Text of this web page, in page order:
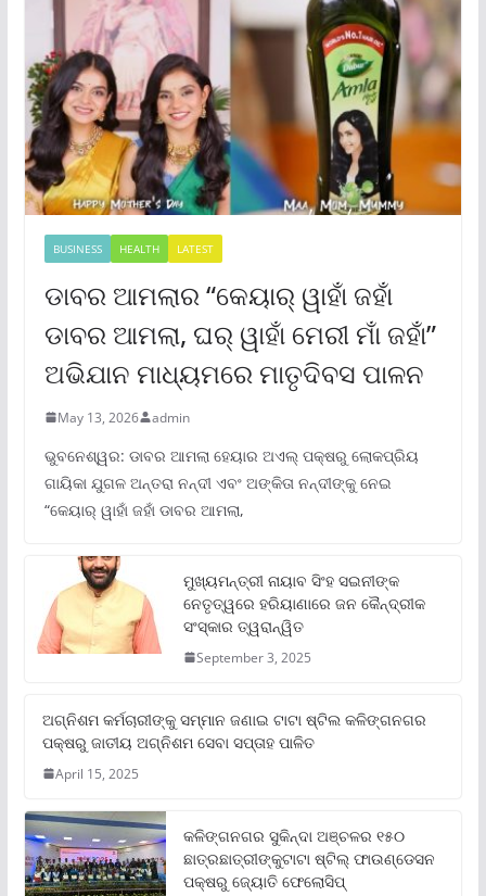
BUSINESS HEALTH LATEST
ଡାବର ଆମଲାର “କେୟାର୍ ୱାହାଁ ଜହାଁ
ଡାବର ଆମଲା, ଘର୍ ୱାହାଁ ମେରୀ ମାଁ ଜହାଁ”
ଅଭିଯାନ ମାଧ୍ୟମରେ ମାତୃଦିବସ ପାଳନ
May 13, 2026 admin
ଭୁବନେଶ୍ୱର: ଡାବର ଆମଲା ହେୟାର ଅଏଲ୍ ପକ୍ଷରୁ ଲୋକପ୍ରିୟ
ଗାୟିକା ଯୁଗଳ ଅନ୍ତରା ନନ୍ଦୀ ଏବଂ ଅଙ୍କିତା ନନ୍ଦୀଙ୍କୁ ନେଇ
“କେୟାର୍ ୱାହାଁ ଜହାଁ ଡାବର ଆମଲା,
ମୁଖ୍ୟମନ୍ତ୍ରୀ ନାୟାବ ସିଂହ ସଇନୀଙ୍କ
ନେତୃତ୍ୱରେ ହରିୟାଣାରେ ଜନ କୈନ୍ଦ୍ରୀକ
ସଂସ୍କାର ତ୍ୱରାନ୍ୱିତ
September 3, 2025
ଅଗ୍ନିଶମ କର୍ମଚାରୀଙ୍କୁ ସମ୍ମାନ ଜଣାଇ ଟାଟା ଷ୍ଟିଲ କଳିଙ୍ଗନଗର
ପକ୍ଷରୁ ଜାତୀୟ ଅଗ୍ନିଶମ ସେବା ସପ୍ତାହ ପାଳିତ
April 15, 2025
କଳିଙ୍ଗନଗର ସୁକିନ୍ଦା ଅଞ୍ଚଳର ୧୫୦
ଛାତ୍ରଛାତ୍ରୀଙ୍କୁଟାଟା ଷ୍ଟିଲ୍ ଫାଉଣ୍ଡେସନ
ପକ୍ଷରୁ ଜ୍ୟୋତି ଫେଲୋସିପ୍‌